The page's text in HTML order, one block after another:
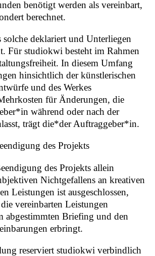
benötigt werden als vereinbart,
berechnet.
deklariert und Unterliegen
Für studiokwi besteht im Rahmen
In diesem Umfang
hinsichtlich der künstlerischen
und des Werkes
für Änderungen, die
während oder nach der
trägt die*der Auftraggeber*in.
des Projekts
des Projekts allein
Nichtgefallens an kreativen
Leistungen ist ausgeschlossen,
vereinbarten Leistungen
abgestimmten Briefing und den
erbringt.
reserviert studiokwi verbindlich